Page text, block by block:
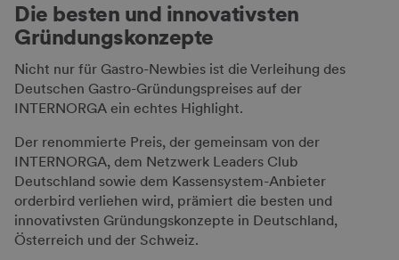
Die besten und innovativsten
Gründungskonzepte
Nicht nur für Gastro-Newbies ist die Verleihung des
Deutschen Gastro-Gründungspreises auf der
INTERNORGA ein echtes Highlight.
Der renommierte Preis, der gemeinsam von der
INTERNORGA, dem Netzwerk Leaders Club
Deutschland sowie dem Kassensystem-Anbieter
orderbird verliehen wird, prämiert die besten und
innovativsten Gründungskonzepte in Deutschland,
Österreich und der Schweiz.